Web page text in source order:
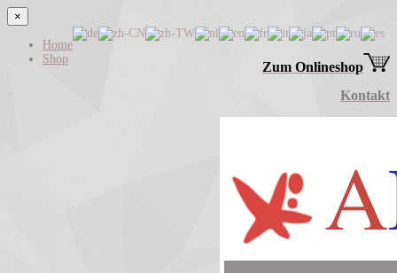
×
Home
Shop
Zum Onlineshop
Kontakt